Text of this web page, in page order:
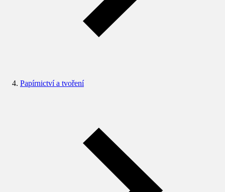
Papírnictví a tvoření